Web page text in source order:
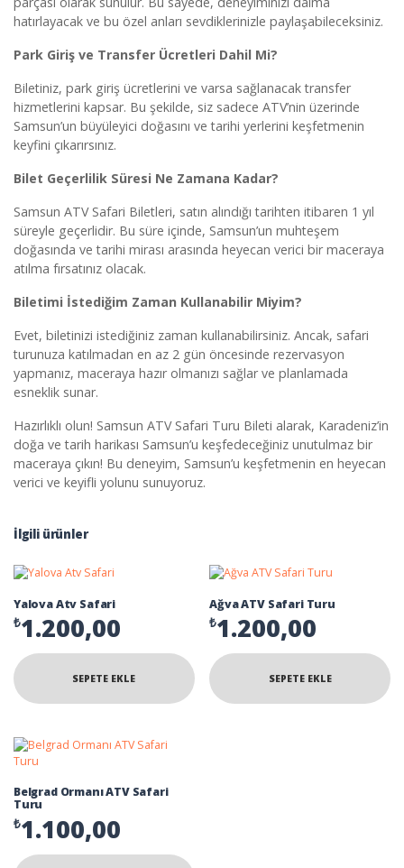
hatırlayacak ve bu özel anları sevdiklerinizle paylaşabileceksiniz.
Park Giriş ve Transfer Ücretleri Dahil Mi?
Biletiniz, park giriş ücretlerini ve varsa sağlanacak transfer
hizmetlerini kapsar. Bu şekilde, siz sadece ATV’nin üzerinde
Samsun’un büyüleyici doğasını ve tarihi yerlerini keşfetmenin
keyfini çıkarırsınız.
Bilet Geçerlilik Süresi Ne Zamana Kadar?
Samsun ATV Safari Biletleri, satın alındığı tarihten itibaren 1 yıl
süreyle geçerlidir. Bu süre içinde, Samsun’un muhteşem
doğasında ve tarihi mirası arasında heyecan verici bir maceraya
atılma fırsatınız olacak.
Biletimi İstediğim Zaman Kullanabilir Miyim?
Evet, biletinizi istediğiniz zaman kullanabilirsiniz. Ancak, safari
turunuza katılmadan en az 2 gün öncesinde rezervasyon
yapmanız, maceraya hazır olmanızı sağlar ve planlamada
esneklik sunar.
Hazırlıklı olun! Samsun ATV Safari Turu Bileti alarak, Karadeniz’in
doğa ve tarih harikası Samsun’u keşfedeceğiniz unutulmaz bir
maceraya çıkın! Bu deneyim, Samsun’u keşfetmenin en heyecan
verici ve keyifli yolunu sunuyoruz.
İlgili ürünler
Yalova Atv Safari
₺1.200,00
SEPETE EKLE
Ağva ATV Safari Turu
₺1.200,00
SEPETE EKLE
Belgrad Ormanı ATV Safari
Turu
₺1.100,00